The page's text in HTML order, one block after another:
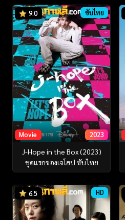
9.0 ซับไทย
Movie 2023
J-Hope in the Box (2023)
ชุดแรกของเจโฮป ซับไทย
6.5 HD